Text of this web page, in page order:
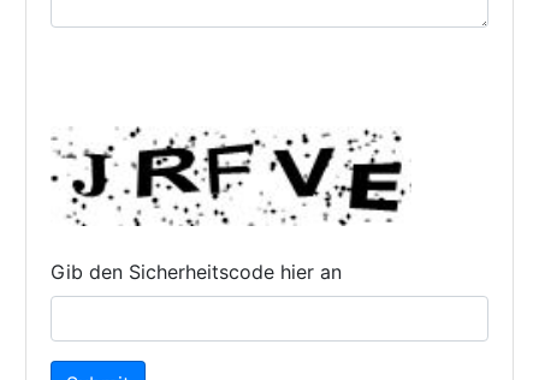
Gib den Sicherheitscode hier an